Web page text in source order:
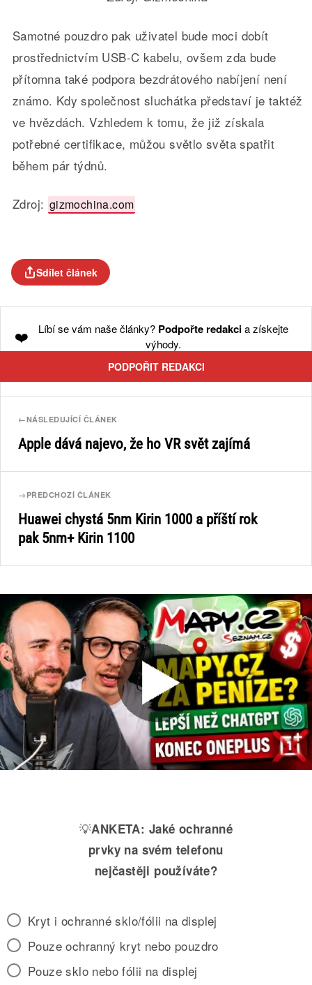
Samotné pouzdro pak uživatel bude moci dobít
prostřednictvím USB-C kabelu, ovšem zda bude
přítomna také podpora bezdrátového nabíjení není
známo. Kdy společnost sluchátka představí je taktéž
ve hvězdách. Vzhledem k tomu, že již získala
potřebné certifikace, můžou světlo světa spatřit
během pár týdnů.
Zdroj: gizmochina.com
Sdílet článek
❤️ Líbí se vám naše články? Podpořte redakcia získejte
výhody.
PODPOŘIT REDAKCI
←NÁSLEDUJÍCÍ ČLÁNEK
Apple dává najevo, že ho VR svět zajímá
→ PŘEDCHOZÍ ČLÁNEK
Huawei chystá 5nm Kirin 1000 a příští rok
pak 5nm+ Kirin 1100
💡ANKETA: Jaké ochranné
prvky na svém telefonu
nejčastěji používáte?
Kryt i ochranné sklo/fólii na displej
Pouze ochranný kryt nebo pouzdro
Pouze sklo nebo fólii na displej